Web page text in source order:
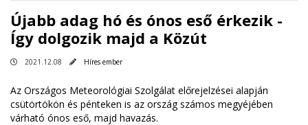
Újabb adag hó és ónos eső érkezik -
Így dolgozik majd a Közút
2021.12.08 Híres ember
Az Országos Meteorológiai Szolgálat előrejelzései alapján
csütörtökön és pénteken is az ország számos megyéjében
várható ónos eső, majd havazás.